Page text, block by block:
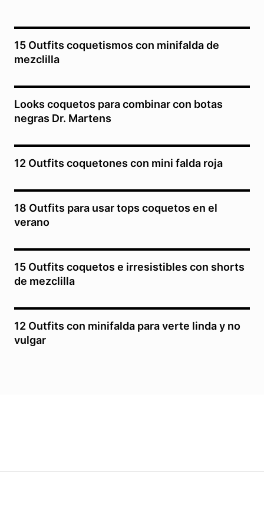
15 Outfits coquetismos con minifalda de
mezclilla
Looks coquetos para combinar con botas
negras Dr. Martens
12 Outfits coquetones con mini falda roja
18 Outfits para usar tops coquetos en el
verano
15 Outfits coquetos e irresistibles con shorts
de mezclilla
12 Outfits con minifalda para verte linda y no
vulgar